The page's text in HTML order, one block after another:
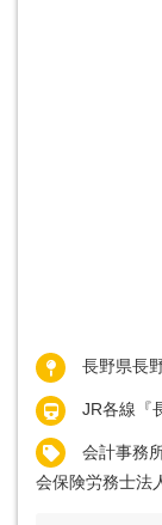
長野県長
JR各線『
会計事務
会保険労務士法